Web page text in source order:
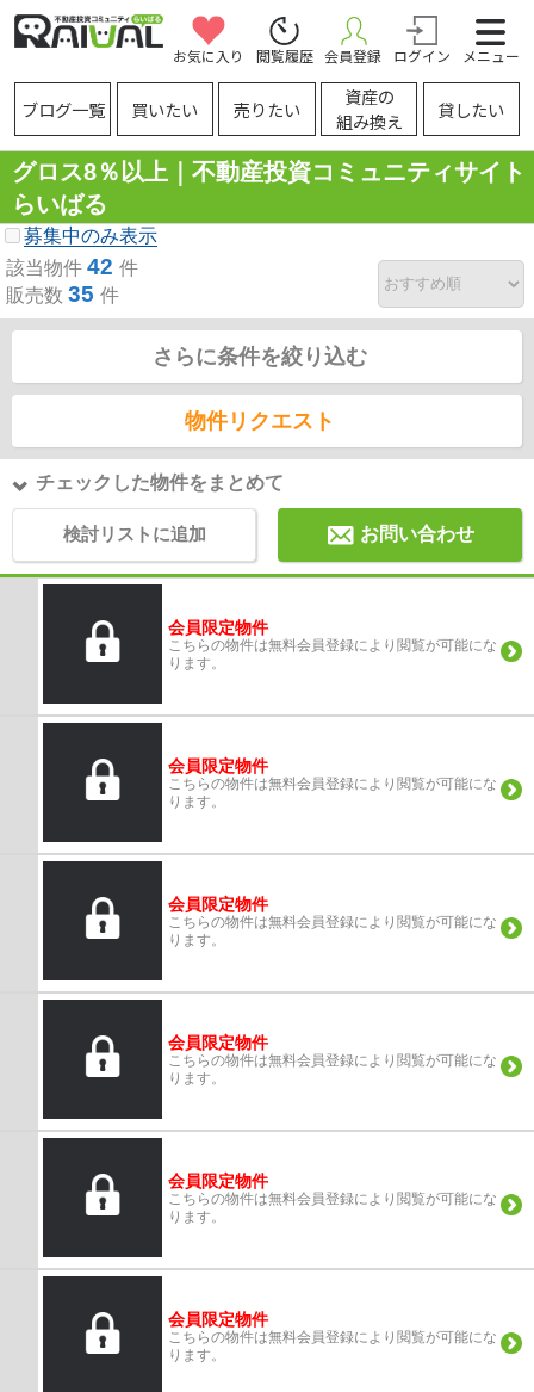
お気に入り 閲覧履歴 会員登録 ログイン メニュー
ブログ一覧 買いたい 売りたい
資産の
組み換え
貸したい
グロス8％以上｜不動産投資コミュニティサイト
らいばる
募集中のみ表示
該当物件 42 件
販売数 35 件
さらに条件を絞り込む
物件リクエスト
チェックした物件をまとめて
検討リストに追加 お問い合わせ
会員限定物件
こちらの物件は無料会員登録により閲覧が可能にな
ります。
会員限定物件
こちらの物件は無料会員登録により閲覧が可能にな
ります。
会員限定物件
こちらの物件は無料会員登録により閲覧が可能にな
ります。
会員限定物件
こちらの物件は無料会員登録により閲覧が可能にな
ります。
会員限定物件
こちらの物件は無料会員登録により閲覧が可能にな
ります。
会員限定物件
こちらの物件は無料会員登録により閲覧が可能にな
ります。